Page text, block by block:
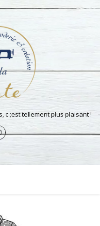
c';est tellement plus plaisant !